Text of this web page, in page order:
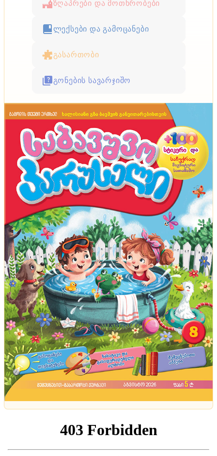
ზღაპრები და მოთხრობები
ლექსები და გამოცანები
გასართობი
გონების სავარჯიშო